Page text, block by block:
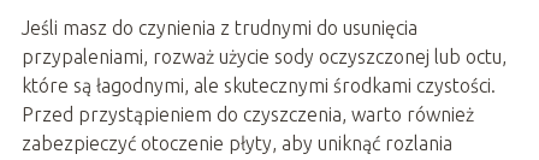
Jeśli masz do czynienia z trudnymi do usunięcia
przypaleniami, rozważ użycie sody oczyszczonej lub octu,
które są łagodnymi, ale skutecznymi środkami czystości.
Przed przystąpieniem do czyszczenia, warto również
zabezpieczyć otoczenie płyty, aby uniknąć rozlania